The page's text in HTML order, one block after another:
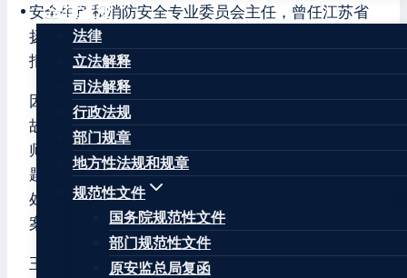
法律法规
法律
立法解释
司法解释
行政法规
部门规章
地方性法规和规章
规范性文件
国务院规范性文件
部门规范性文件
原安监总局复函
安全生产和消防安全专业委员会主任，曾任江苏省
扬州市宝应县原安监局公务员、原《中国安全生产
报》记者。
因曾在安监局负责安全生产监督管理、生产安全事
故调查和处理、安全生产行政执法等工作，王康律
师十分熟悉生产安全事故调查处理程序和存在的问
题，善于对因生产安全事故引发的民事赔偿、行政
处罚和刑事追责提供专业法律服务和有效应对方
案。
王康律师辩护的当事人涉嫌失火罪、重大责任事故